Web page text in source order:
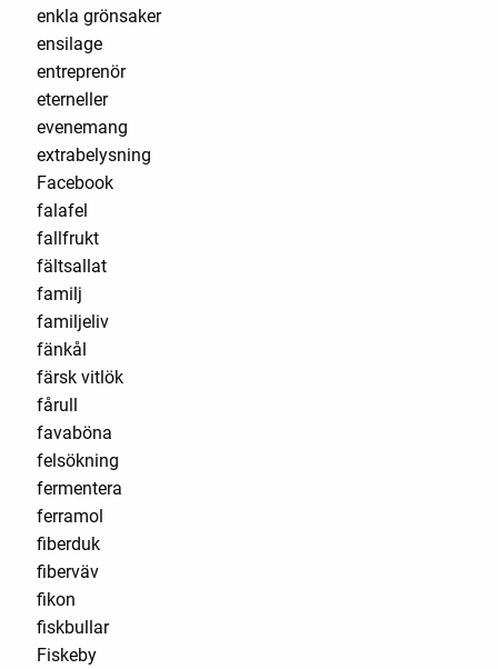
enkla grönsaker
ensilage
entreprenör
eterneller
evenemang
extrabelysning
Facebook
falafel
fallfrukt
fältsallat
familj
familjeliv
fänkål
färsk vitlök
fårull
favaböna
felsökning
fermentera
ferramol
fiberduk
fiberväv
fikon
fiskbullar
Fiskeby